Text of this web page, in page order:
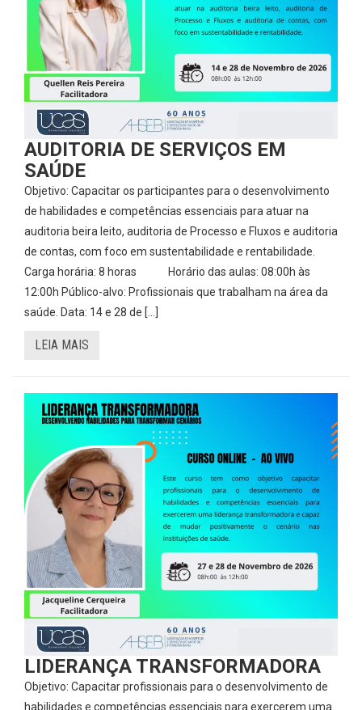
AUDITORIA DE SERVIÇOS EM
SAÚDE
Objetivo: Capacitar os participantes para o desenvolvimento
de habilidades e competências essenciais para atuar na
auditoria beira leito, auditoria de Processo e Fluxos e auditoria
de contas, com foco em sustentabilidade e rentabilidade.
Carga horária: 8 horas Horário das aulas: 08:00h às
12:00h Público-alvo: Profissionais que trabalham na área da
saúde. Data: 14 e 28 de […]
LEIA MAIS
LIDERANÇA TRANSFORMADORA
Objetivo: Capacitar profissionais para o desenvolvimento de
habilidades e competências essenciais para exercerem uma